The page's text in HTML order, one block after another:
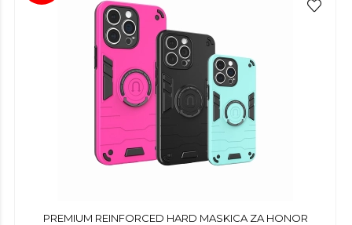
PREMIUM REINFORCED HARD MASKICA ZA HONOR